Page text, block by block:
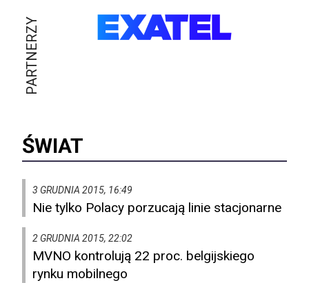
PARTNERZY
ŚWIAT
3 GRUDNIA 2015, 16:49
Nie tylko Polacy porzucają linie stacjonarne
2 GRUDNIA 2015, 22:02
MVNO kontrolują 22 proc. belgijskiego
rynku mobilnego